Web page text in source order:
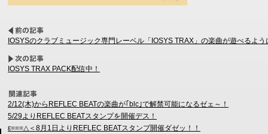
IOSYSのクラブミュージック専門レーベル「IOSYS TRAX」の楽曲が遊べるよ
IOSYS TRAX PACK配信中！
2/12(木)からREFLEC BEATの楽曲が｢blc｣で解禁可能になるゼェ～！
5/29よりREFLEC BEATスタンプを開催デス！
ε===△＜8月1日よりREFLEC BEATスタンプ開催ダゼッ！！